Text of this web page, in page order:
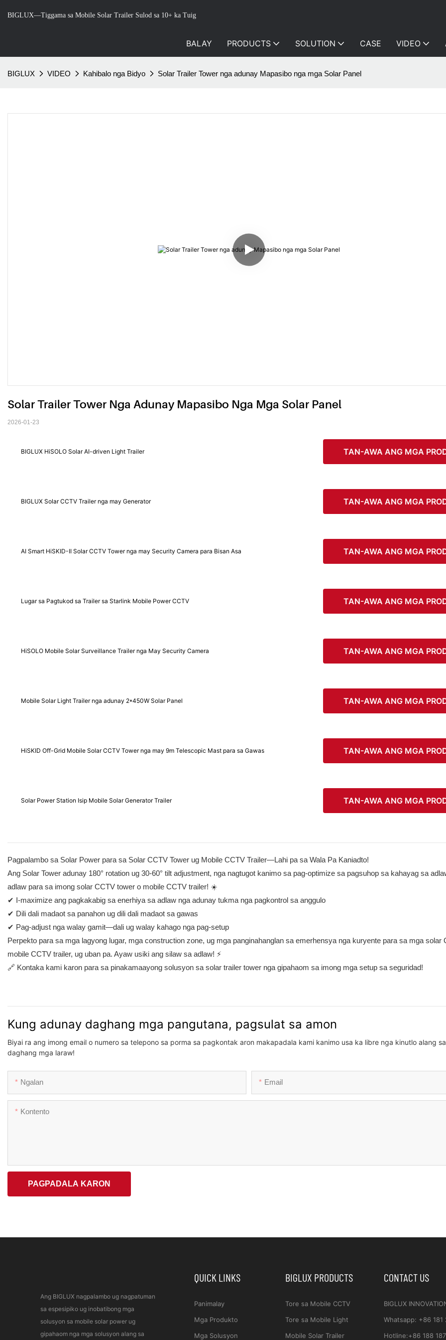
BIGLUX—Tiggama sa Mobile Solar Trailer Sulod sa 10+ ka Tuig
BALAY PRODUCTS SOLUTION CASE VIDEO
BIGLUX VIDEO Kahibalo nga Bidyo Solar Trailer Tower nga adunay Mapasibo nga mga Solar Panel
Solar Trailer Tower Nga Adunay Mapasibo Nga Mga Solar Panel
2026-01-23
BIGLUX HiSOLO Solar AI-driven Light Trailer TAN-AWA ANG MGA
BIGLUX Solar CCTV Trailer nga may Generator TAN-AWA ANG MGA
AI Smart HiSKID-II Solar CCTV Tower nga may Security Camera para Bisan Asa TAN-AWA ANG MGA
Lugar sa Pagtukod sa Trailer sa Starlink Mobile Power CCTV TAN-AWA ANG MGA
HiSOLO Mobile Solar Surveillance Trailer nga May Security Camera TAN-AWA ANG MGA
Mobile Solar Light Trailer nga adunay 2*450W Solar Panel TAN-AWA ANG MGA
HiSKID Off-Grid Mobile Solar CCTV Tower nga may 9m Telescopic Mast para sa Gawas TAN-AWA ANG MGA
Solar Power Station Isip Mobile Solar Generator Trailer TAN-AWA ANG MGA
Pagpalambo sa Solar Power para sa Solar CCTV Tower ug Mobile CCTV Trailer—Lahi pa sa Wala Pa Kaniadto!
Ang Solar Tower adunay 180° rotation ug 30-60° tilt adjustment, nga nagtugot kanimo sa pag-optimize sa pagsuhop sa kahayag sa
adlaw para sa imong solar CCTV tower o mobile CCTV trailer! ☀️
✔ I-maximize ang pagkakabig sa enerhiya sa adlaw nga adunay tukma nga pagkontrol sa anggulo
✔ Dili dali madaot sa panahon ug dili dali madaot sa gawas
✔ Pag-adjust nga walay gamit—dali ug walay kahago nga pag-setup
Perpekto para sa mga lagyong lugar, mga construction zone, ug mga panginahanglan sa emerhensya nga kuryente para sa mga solar
mobile CCTV trailer, ug uban pa. Ayaw usiki ang silaw sa adlaw! ⚡
🔗 Kontaka kami karon para sa pinakamaayong solusyon sa solar trailer tower nga gipahaom sa imong mga setup sa seguridad!
Kung adunay daghang mga pangutana, pagsulat sa amon
Biyai ra ang imong email o numero sa telepono sa porma sa pagkontak aron makapadala kami kanimo usa ka libre nga kinutlo alang
daghang mga laraw!
Ngalan Email
Kontento
PAGPADALA KARON
Ang BIGLUX nagpalambo ug nagpatuman
sa espesipiko ug inobatibong mga
solusyon sa mobile solar power ug
gipahaom nga mga solusyon alang sa
QUICK LINKS
Panimalay
Mga Produkto
Mga Solusyon
BIGLUX PRODUCTS
Tore sa Mobile CCTV
Tore sa Mobile Light
Mobile Solar Trailer
CONTACT US
BIGLUX
Whatsapp: +86 181
Hotline:+86 188